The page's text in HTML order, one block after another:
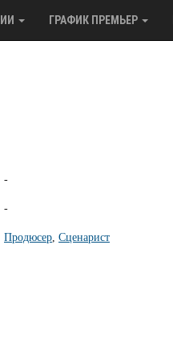
ГРАФИК ПРЕМЬЕР
-
-
Продюсер, Сценарист